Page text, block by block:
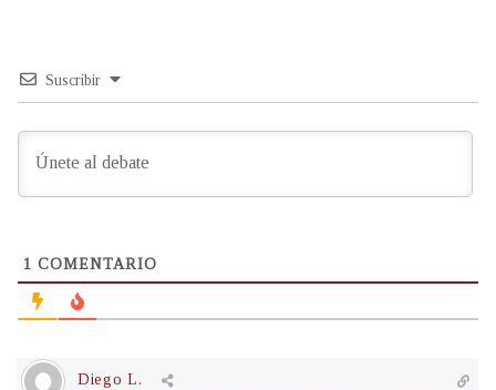
Suscribir
1 COMENTARIO
Diego L.